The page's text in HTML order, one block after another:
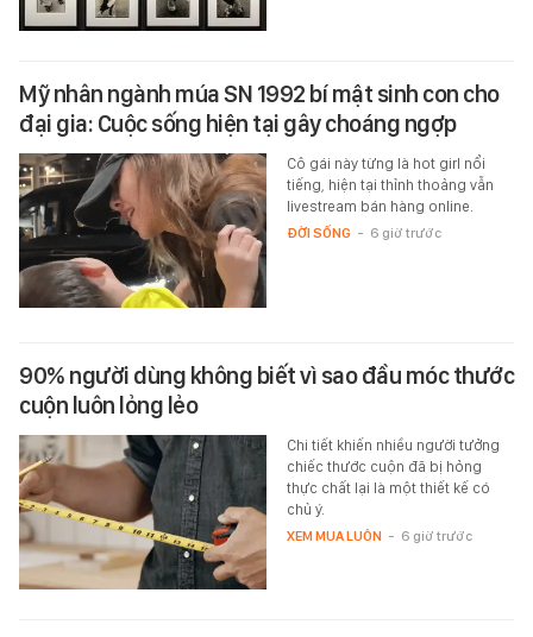
Mỹ nhân ngành múa SN 1992 bí mật sinh con cho
đại gia: Cuộc sống hiện tại gây choáng ngợp
Cô gái này từng là hot girl nổi
tiếng, hiện tại thỉnh thoảng vẫn
livestream bán hàng online.
ĐỜI SỐNG - 6 giờ trước
90% người dùng không biết vì sao đầu móc thước
cuộn luôn lỏng lẻo
Chi tiết khiến nhiều người tưởng
chiếc thước cuộn đã bị hỏng
thực chất lại là một thiết kế có
chủ ý.
XEM MUA LUÔN - 6 giờ trước